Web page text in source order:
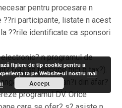
pentru procesare n
??ri participante, listate n acest
??rile identificate ca sponsori
n programul de
(NU se percepe nici o tax?).
consultan?i din afar?
programul DV. Orice
fişiere de tip cookie pentru a
ta pe Website-ul nostrumai
Accept